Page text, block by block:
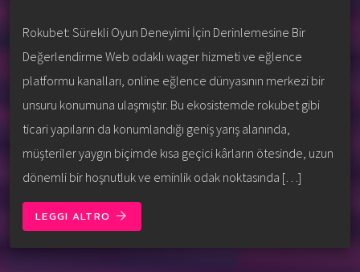
Rokubet: Sürekli Oyun Deneyimi İçin Derinlemesine Bir
Değerlendirme Web odaklı wager hizmeti ve eğlence
platformu kanalları, online eğlence dünyasının merkezi bir
unsuru konumuna ulaşmıştır. Bu ekosistemde rokubet gibi
ticari yapıların da konumlandığı geniş yarış alanında,
müşteriler yaygın biçimde kısa geçici kârların ötesinde, uzun
dönemli bir hoşnutluk ve eminlik odak noktasında […]
LEGGI ALTRO arrow_forward